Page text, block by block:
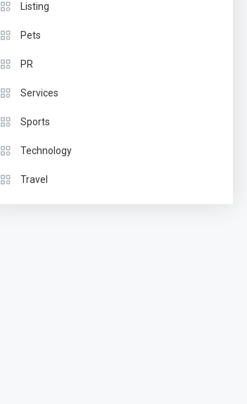
Listing
Pets
PR
Services
Sports
Technology
Travel